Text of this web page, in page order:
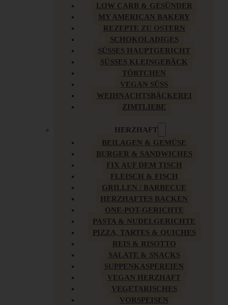
LOW CARB & GESÜNDER
MY AMERICAN BAKERY
REZEPTE ZU OSTERN
SCHOKOLADIGES
SÜSSES HAUPTGERICHT
SÜSSES KLEINGEBÄCK
TÖRTCHEN
VEGAN SÜSS
WEIHNACHTSBÄCKEREI
ZIMTLIEBE
HERZHAFT
BEILAGEN & GEMÜSE
BURGER & SANDWICHES
FIX AUF DEM TISCH
FLEISCH & FISCH
GRILLEN / BARBECUE
HERZHAFTES BACKEN
ONE-POT-GERICHTE
PASTA & NUDELGERICHTE
PIZZA, TARTES & QUICHES
REIS & RISOTTO
SALATE & SNACKS
SUPPENKASPEREIEN
VEGAN HERZHAFT
VEGETARISCHES
VORSPEISEN